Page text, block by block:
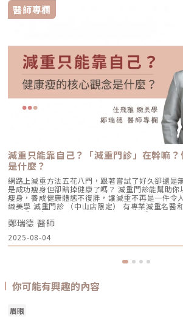
醫師專欄
減重只能靠自己？「減重門診」在幹嘛
是什麼？
網路上減重方法五花八門，跟著嘗試了好久卻還是
是成功瘦身但卻賠掉健康了嗎？ 減重門診能幫助你
瘦身，養成健康體態不復胖，讓減重不再是一件令
緻美學 減重門診 （中山店限定） 有專業減重名醫
屬減重計畫 讓你脂肪消散，健康瘦身！重點摘要：
在做什麼呢？01:12 什麼人不適合168斷食？02:15
呢？03:36 什麼樣的人適合減重門診？05:19 全身
👉佳飛雅醫美集團youtobe頻道👉佳飛雅醫美集團
美集團IG👉佳飛雅 緻美學官網關注👉鄭瑞德醫師
二段39巷18號 (捷運中山站Exit3)電話：(02)7701-
鄭瑞德 醫師
2025-08-04
你可能有興趣的內容
眉眼